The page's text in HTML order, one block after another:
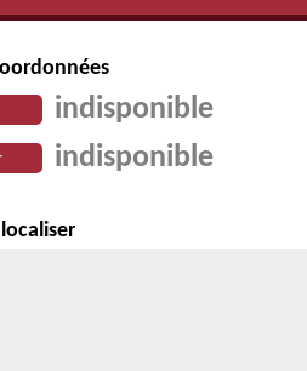
indisponible
indisponible